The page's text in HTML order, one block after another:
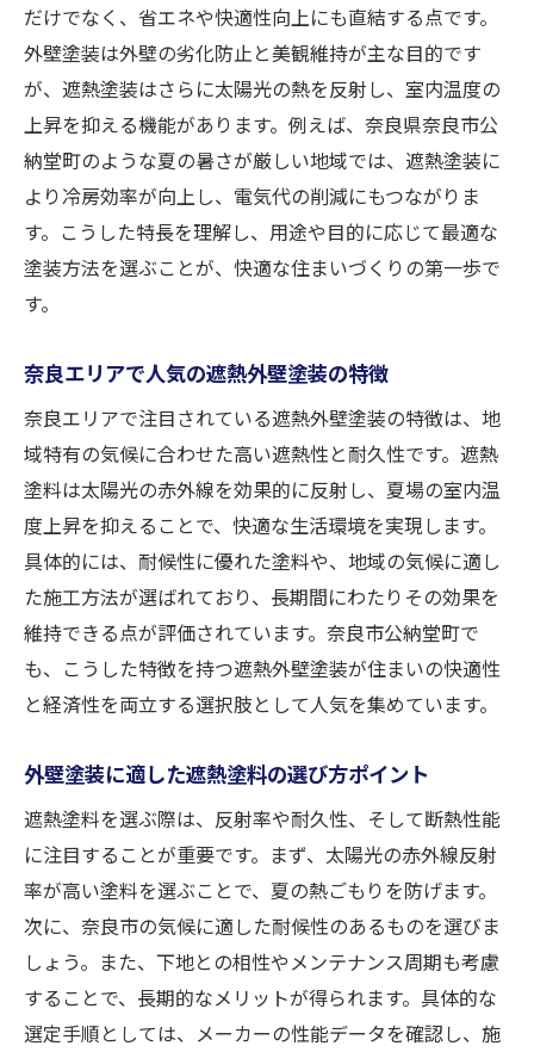
だけでなく、省エネや快適性向上にも直結する点です。
外壁塗装は外壁の劣化防止と美観維持が主な目的です
が、遮熱塗装はさらに太陽光の熱を反射し、室内温度の
上昇を抑える機能があります。例えば、奈良県奈良市公
納堂町のような夏の暑さが厳しい地域では、遮熱塗装に
より冷房効率が向上し、電気代の削減にもつながりま
す。こうした特長を理解し、用途や目的に応じて最適な
塗装方法を選ぶことが、快適な住まいづくりの第一歩で
す。
奈良エリアで人気の遮熱外壁塗装の特徴
奈良エリアで注目されている遮熱外壁塗装の特徴は、地
域特有の気候に合わせた高い遮熱性と耐久性です。遮熱
塗料は太陽光の赤外線を効果的に反射し、夏場の室内温
度上昇を抑えることで、快適な生活環境を実現します。
具体的には、耐候性に優れた塗料や、地域の気候に適し
た施工方法が選ばれており、長期間にわたりその効果を
維持できる点が評価されています。奈良市公納堂町で
も、こうした特徴を持つ遮熱外壁塗装が住まいの快適性
と経済性を両立する選択肢として人気を集めています。
外壁塗装に適した遮熱塗料の選び方ポイント
遮熱塗料を選ぶ際は、反射率や耐久性、そして断熱性能
に注目することが重要です。まず、太陽光の赤外線反射
率が高い塗料を選ぶことで、夏の熱ごもりを防げます。
次に、奈良市の気候に適した耐候性のあるものを選びま
しょう。また、下地との相性やメンテナンス周期も考慮
することで、長期的なメリットが得られます。具体的な
選定手順としては、メーカーの性能データを確認し、施